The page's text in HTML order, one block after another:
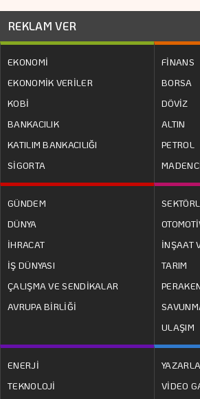
REKLAM VER
EKONOMİ
EKONOMİK VERİLER
KOBİ
BANKACILIK
KATILIM BANKACILIĞI
SİGORTA
FİNANS
BORSA
DÖVİZ
ALTIN
PETROL
GÜNDEM
DÜNYA
İHRACAT
İŞ DÜNYASI
ÇALIŞMA VE SENDİKALAR
AVRUPA BİRLİĞİ
İNŞAAT
TARIM
ULAŞIM
ENERJİ
TEKNOLOJİ
VİDEO